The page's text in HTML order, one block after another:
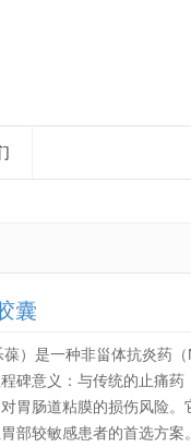
囊
）是一种非甾体抗炎药（
碑意义：与传统的止痛药
胃肠道粘膜的损伤风险
部较敏感患者的首选方